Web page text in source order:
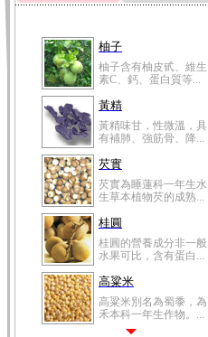
柚子
柚子含有柚皮甙、維生
素C、鈣、蛋白質等...
黃精
黃精味甘，性微溫，具
有補肺、強筋骨、降...
芡實
芡實為睡蓮科一年生水
生草本植物芡的成熟...
桂圓
桂圓的營養成分非一般
水果可比，含有蛋白...
高粱米
高粱米別名為蜀黍，為
禾本科一年生作物。...